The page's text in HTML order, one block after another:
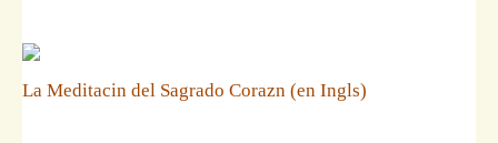
La Meditacin del Sagrado Corazn (en Ingls)